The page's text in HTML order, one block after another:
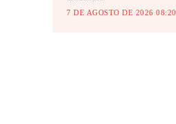
7 DE AGOSTO DE 2026 08:20